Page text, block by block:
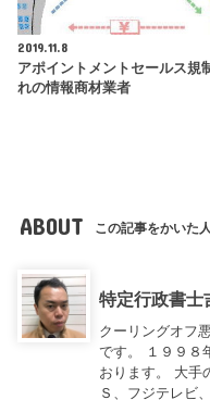
2019.11.8
アポイントメントセールス規
れの情報商材業者
ABOUT この記事をかいた人
特定行政書士
クーリングオフ
です。 １９９８
おります。 大手
Ｓ、フジテレビ